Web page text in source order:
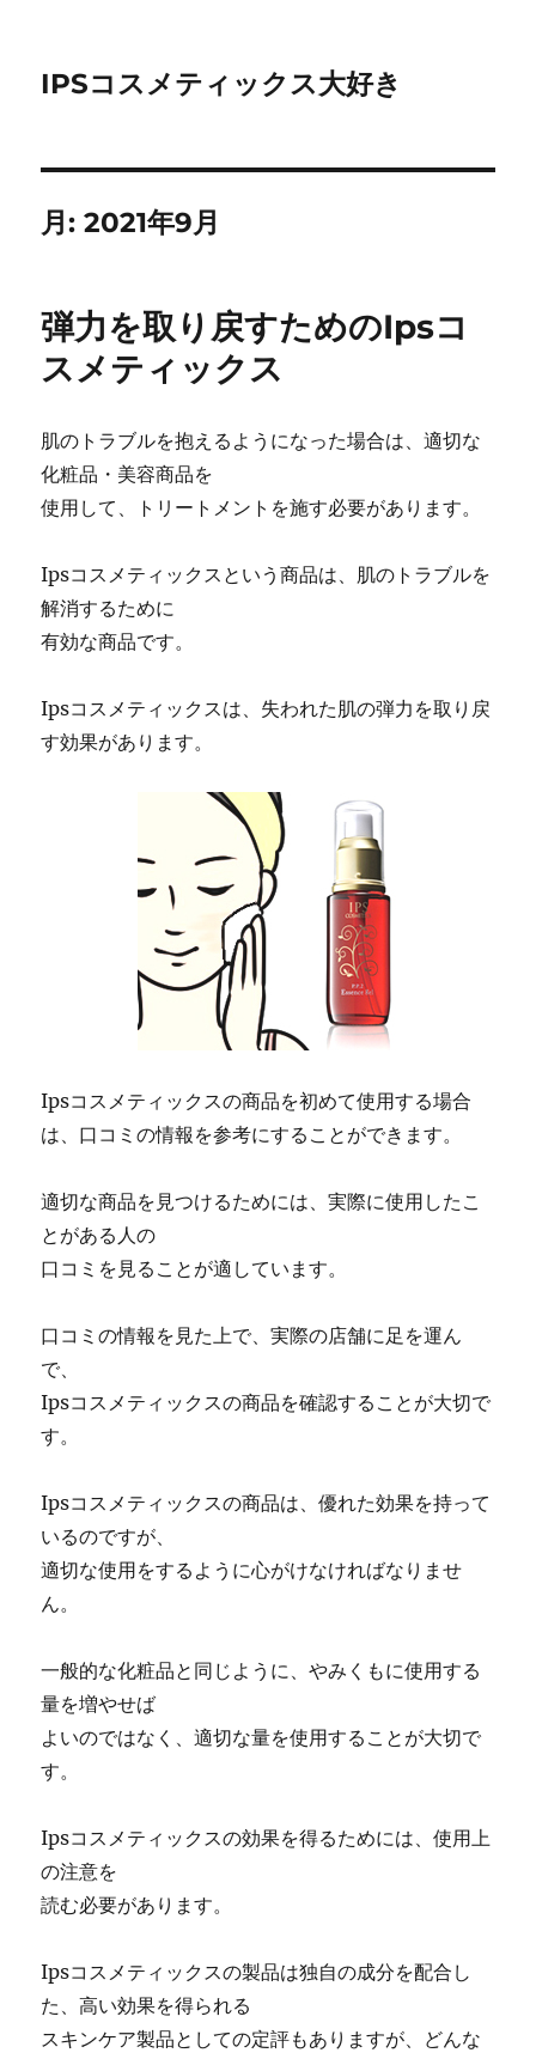
IPSコスメティックス大好き
月:2021年9月
弾力を取り戻すためのIpsコ
スメティックス
肌のトラブルを抱えるようになった場合は、適切な
化粧品・美容商品を
使用して、トリートメントを施す必要があります。
Ipsコスメティックスという商品は、肌のトラブルを
解消するために
有効な商品です。
Ipsコスメティックスは、失われた肌の弾力を取り戻
す効果があります。
Ipsコスメティックスの商品を初めて使用する場合
は、口コミの情報を参考にすることができます。
適切な商品を見つけるためには、実際に使用したこ
とがある人の
口コミを見ることが適しています。
口コミの情報を見た上で、実際の店舗に足を運ん
で、
Ipsコスメティックスの商品を確認することが大切で
す。
Ipsコスメティックスの商品は、優れた効果を持って
いるのですが、
適切な使用をするように心がけなければなりませ
ん。
一般的な化粧品と同じように、やみくもに使用する
量を増やせば
よいのではなく、適切な量を使用することが大切で
す。
Ipsコスメティックスの効果を得るためには、使用上
の注意を
読む必要があります。
Ipsコスメティックスの製品は独自の成分を配合し
た、高い効果を得られる
スキンケア製品としての定評もありますが、どんな